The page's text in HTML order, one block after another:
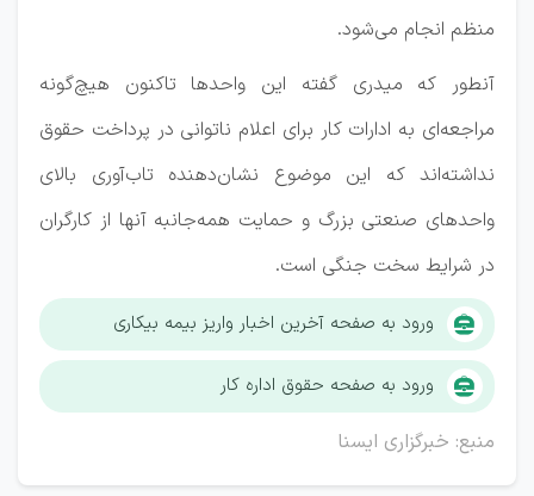
منظم انجام می‌شود.
آنطور که میدری گفته این واحدها تاکنون هیچ‌گونه
مراجعه‌ای به ادارات کار برای اعلام ناتوانی در پرداخت حقوق
نداشته‌اند که این موضوع نشان‌دهنده تاب‌آوری بالای
واحدهای صنعتی بزرگ و حمایت همه‌جانبه آنها از کارگران
در شرایط سخت جنگی است.
ورود به صفحه آخرین اخبار واریز بیمه بیکاری
ورود به صفحه حقوق اداره کار
منبع: خبرگزاری ایسنا